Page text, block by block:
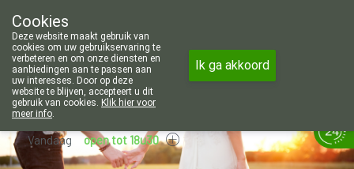
011/606002
Vandaag open tot 18u30
Cookies
Deze website maakt gebruik van
cookies om uw gebruikservaring te
verbeteren en om onze diensten en
aanbiedingen aan te passen aan
uw interesses. Door op deze
website te blijven, accepteert u dit
gebruik van cookies. Klik hier voor
meer info.
Ik ga akkoord